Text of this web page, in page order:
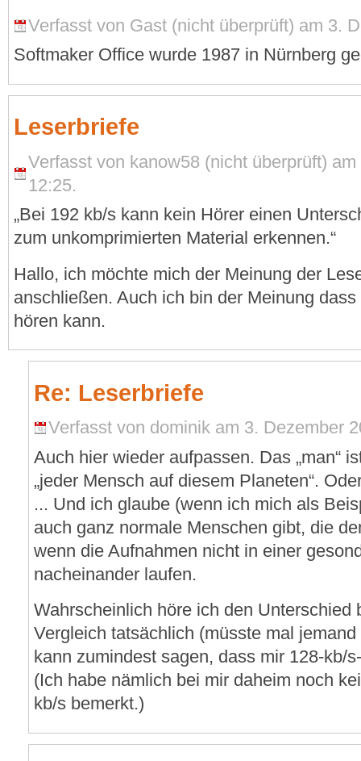
Verfasst von Gast (nicht überprüft) am 3.
Softmaker Office wurde 1987 in Nürnberg
Leserbriefe
Verfasst von kanow58 (nicht überprüft)
12:25.
„Bei 192 kb/s kann kein Hörer einen
zum unkomprimierten Material erkennen.“
Hallo, ich möchte mich der Meinung der
anschließen. Auch ich bin der Meinung
hören kann.
Re: Leserbriefe
Verfasst von dominik am 3. Dezember
Auch hier wieder aufpassen. Das „man“
„jeder Mensch auf diesem Planeten“.
... Und ich glaube (wenn ich mich als
auch ganz normale Menschen gibt, die
wenn die Aufnahmen nicht in einer
nacheinander laufen.
Wahrscheinlich höre ich den Unterschied
Vergleich tatsächlich (müsste mal
kann zumindest sagen, dass mir 128-kb/
(Ich habe nämlich bei mir daheim noch
kb/s bemerkt.)